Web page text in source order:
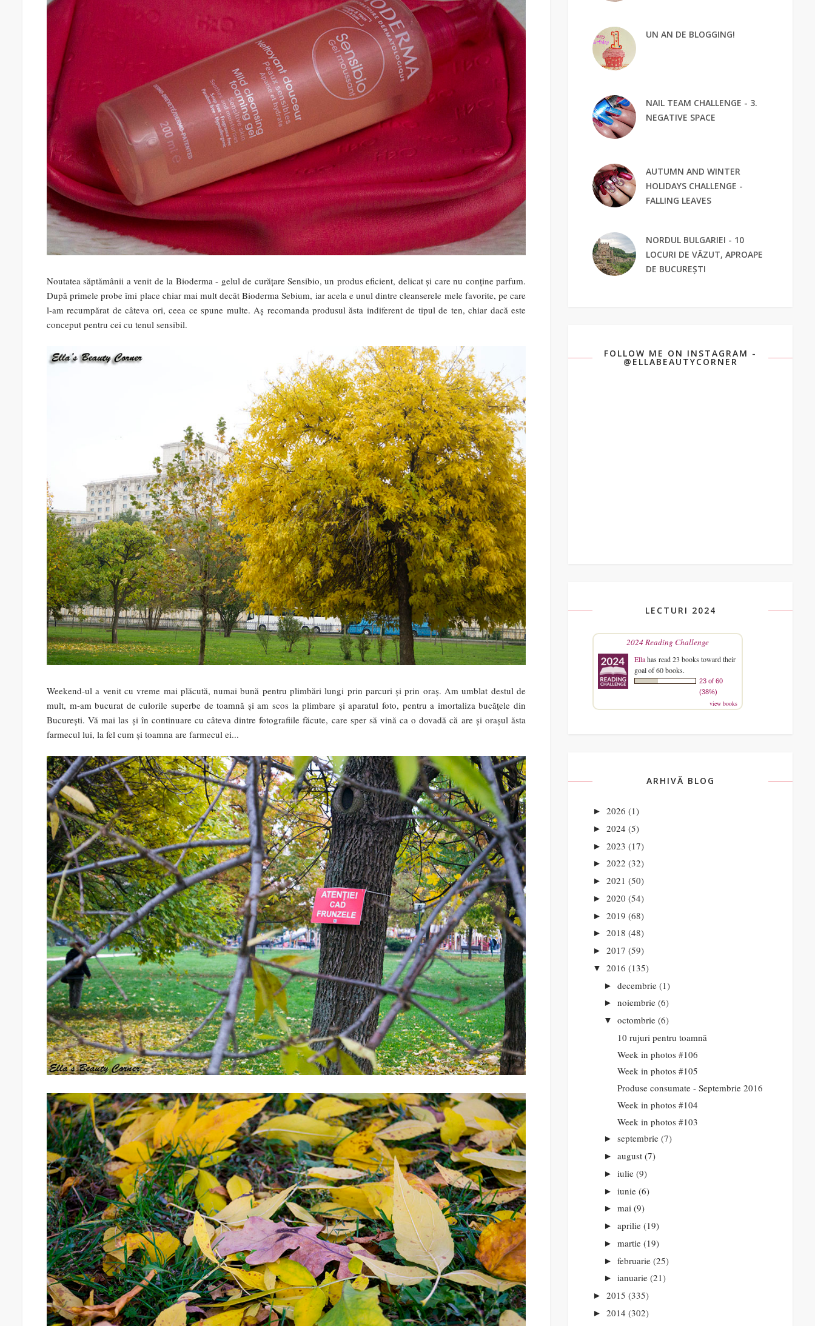
Noutatea săptămânii a venit de la Bioderma - gelul de curățare Sensibio, un produs eficient, delicat și care nu conține parfum.
După primele probe îmi place chiar mai mult decât Bioderma Sebium, iar acela e unul dintre cleanserele mele favorite, pe care
l-am recumpărat de câteva ori, ceea ce spune multe. Aș recomanda produsul ăsta indiferent de tipul de ten, chiar dacă este
conceput pentru cei cu tenul sensibil.
Weekend-ul a venit cu vreme mai plăcută, numai bună pentru plimbări lungi prin parcuri și prin oraș. Am umblat destul de
mult, m-am bucurat de culorile superbe de toamnă și am scos la plimbare și aparatul foto, pentru a imortaliza bucățele din
București. Vă mai las și în continuare cu câteva dintre fotografiile făcute, care sper să vină ca o dovadă că are și orașul ăsta
farmecul lui, la fel cum și toamna are farmecul ei...
UN AN DE BLOGGING!
NAIL TEAM CHALLENGE - 3.
NEGATIVE SPACE
AUTUMN AND WINTER
HOLIDAYS CHALLENGE -
FALLING LEAVES
NORDUL BULGARIEI - 10
LOCURI DE VĂZUT, APROAPE
DE BUCUREȘTI
FOLLOW ME ON INSTAGRAM -
@ELLABEAUTYCORNER
LECTURI 2024
2024 Reading Challenge
Ellahas read 23 books toward their
goal of 60 books.
23 of 60
(38%)
view books
ARHIVĂ BLOG
► 2026 (1)
► 2024 (5)
► 2023 (17)
► 2022 (32)
► 2021 (50)
► 2020 (54)
► 2019 (68)
► 2018 (48)
► 2017 (59)
▼ 2016 (135)
► decembrie (1)
► noiembrie (6)
▼ octombrie (6)
10 rujuri pentru toamnă
Week in photos #106
Week in photos #105
Produse consumate - Septembrie 2016
Week in photos #104
Week in photos #103
► septembrie (7)
► august (7)
► iulie (9)
► iunie (6)
► mai (9)
► aprilie (19)
► martie (19)
► februarie (25)
► ianuarie (21)
► 2015 (335)
► 2014 (302)